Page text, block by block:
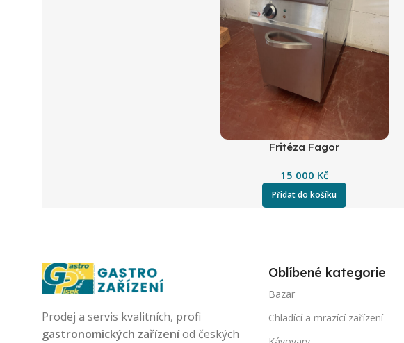
Fritéza Fagor
15 000 Kč
Přidat do košíku
Prodej a servis kvalitních, profi
gastronomických zařízeníod českých
Oblíbené kategorie
Bazar
Chladící a mrazící zařízení